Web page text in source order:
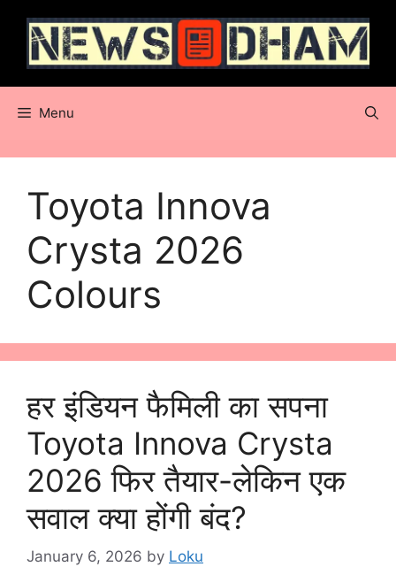
content
Menu
Toyota Innova
Crysta 2026
Colours
हर इंडियन फैमिली का सपना
Toyota Innova Crysta
2026 फिर तैयार-लेकिन एक
सवाल क्या होंगी बंद?
January 6, 2026 by Loku